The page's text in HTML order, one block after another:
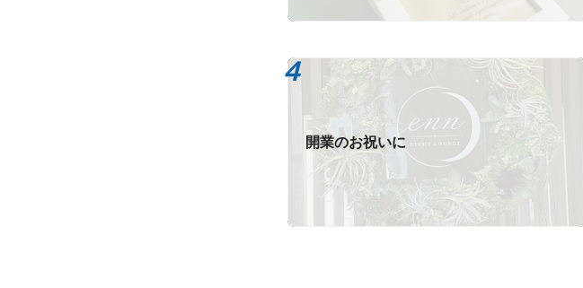
開業のお祝いに